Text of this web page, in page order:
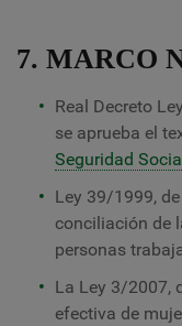
7. MARCO
Real Decreto
se aprueba el
Seguridad
Ley 39/1999,
conciliación de
personas
La Ley 3/2007,
efectiva de